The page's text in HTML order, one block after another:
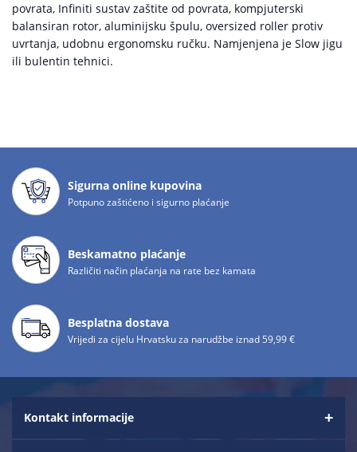
povrata, Infiniti sustav zaštite od povrata, kompjuterski
balansiran rotor, aluminijsku špulu, oversized roller protiv
uvrtanja, udobnu ergonomsku ručku. Namjenjena je Slow jigu
ili bulentin tehnici.
Sigurna online kupovina
Potpuno zaštićeno i sigurno plaćanje
Beskamatno plaćanje
Različiti način plaćanja na rate bez kamata
Besplatna dostava
Vrijedi za cijelu Hrvatsku za narudžbe iznad 59,99 €
Kontakt informacije